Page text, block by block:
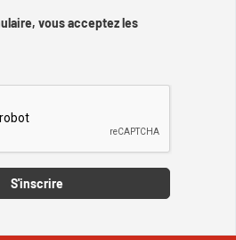
vous acceptez les
S'inscrire